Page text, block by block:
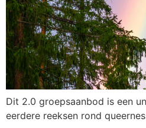
Dit 2.0 groepsaanbod is een
eerdere reeksen rond